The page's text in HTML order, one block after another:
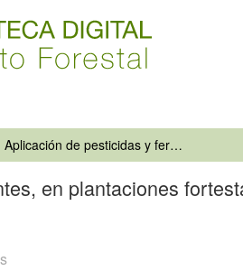
Aplicación de pesticidas y fertilizantes, en plantaciones fortestales y su influencia en la contaminación del recurso hídrico
en plantaciones